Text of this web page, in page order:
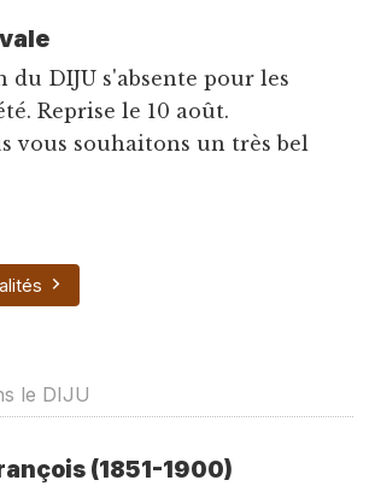
du DIJU s'absente pour les
Reprise le 10 août.
vous souhaitons un très bel
le DIJU
(1851-1900)